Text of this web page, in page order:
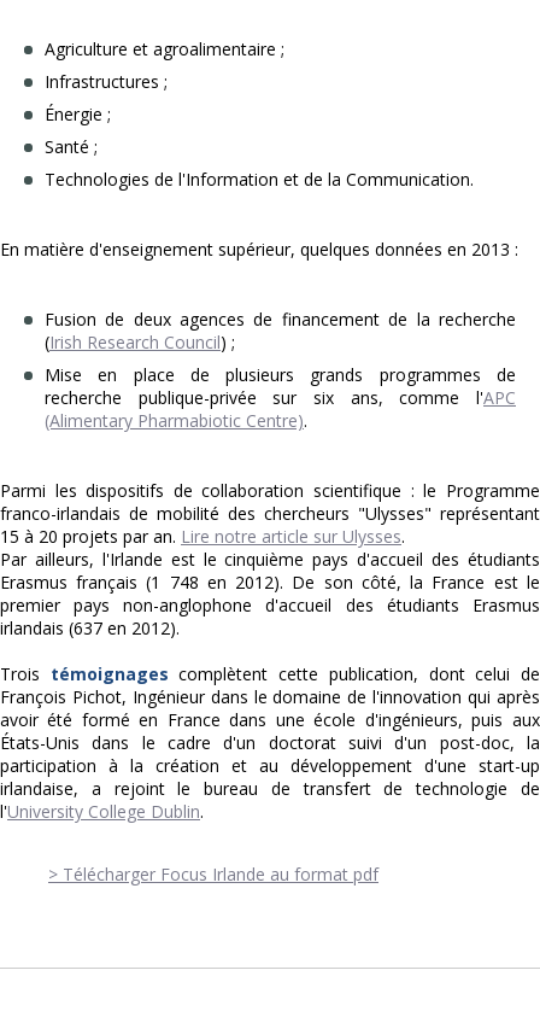
Agriculture et agroalimentaire ;
Infrastructures ;
Énergie ;
Santé ;
Technologies de l'Information et de la Communication.
En matière d'enseignement supérieur, quelques données en 2013 :
Fusion de deux agences de financement de la recherche
(Irish Research Council) ;
Mise en place de plusieurs grands programmes de
recherche publique-privée sur six ans, comme l'APC
(Alimentary Pharmabiotic Centre).
Parmi les dispositifs de collaboration scientifique : le Programme
franco-irlandais de mobilité des chercheurs "Ulysses" représentant
15 à 20 projets par an. Lire notre article sur Ulysses.
Par ailleurs, l'Irlande est le cinquième pays d'accueil des étudiants
Erasmus français (1 748 en 2012). De son côté, la France est le
premier pays non-anglophone d'accueil des étudiants Erasmus
irlandais (637 en 2012).
Trois témoignages complètent cette publication, dont celui de
François Pichot, Ingénieur dans le domaine de l'innovation qui après
avoir été formé en France dans une école d'ingénieurs, puis aux
États-Unis dans le cadre d'un doctorat suivi d'un post-doc, la
participation à la création et au développement d'une start-up
irlandaise, a rejoint le bureau de transfert de technologie de
l'University College Dublin.
> Télécharger Focus Irlande au format pdf